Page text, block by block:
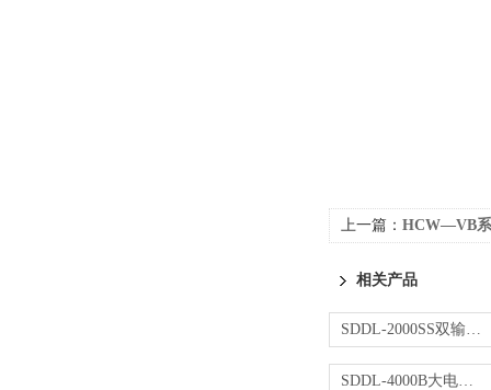
上一篇： HCW—VB
相关产品
SDDL-2000SS双输出大电流发生器
SDDL-4000B大电流发生器